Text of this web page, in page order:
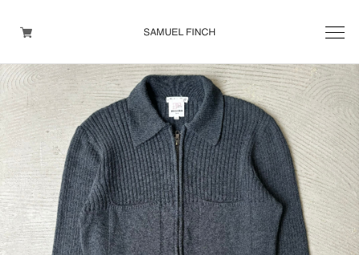
Men's
Maison Martin Margiela
Helmut Lang
Yohji Yamamoto